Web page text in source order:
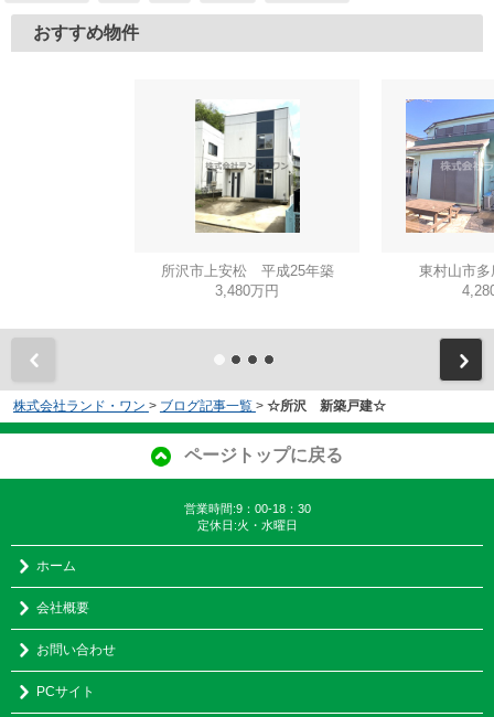
おすすめ物件
所沢市上安松 平成25年築
3,480万円
東村山市
株式会社ランド・ワン > ブログ記事一覧 > ☆所沢 新築戸建☆
ページトップに戻る
営業時間:9：00-18：30
定休日:火・水曜日
ホーム
会社概要
お問い合わせ
PCサイト